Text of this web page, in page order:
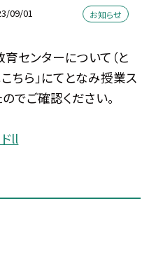
09/01 お知らせ
育センターについて（と
ちら」にてとなみ授業ス
でご確認ください。
ll